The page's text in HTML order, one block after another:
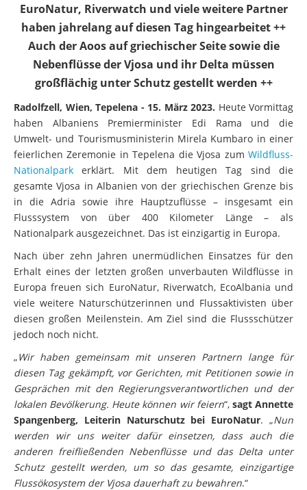
EuroNatur, Riverwatch und viele weitere Partner
haben jahrelang auf diesen Tag hingearbeitet ++
Auch der Aoos auf griechischer Seite sowie die
Nebenflüsse der Vjosa und ihr Delta müssen
großflächig unter Schutz gestellt werden ++
Radolfzell, Wien, Tepelena - 15. März 2023. Heute Vormittag
haben Albaniens Premierminister Edi Rama und die
Umwelt- und Tourismusministerin Mirela Kumbaro in einer
feierlichen Zeremonie in Tepelena die Vjosa zum Wildfluss-
Nationalpark erklärt. Mit dem heutigen Tag sind die
gesamte Vjosa in Albanien von der griechischen Grenze bis
in die Adria sowie ihre Hauptzuflüsse – insgesamt ein
Flusssystem von über 400 Kilometer Länge – als
Nationalpark ausgezeichnet. Das ist einzigartig in Europa.
Nach über zehn Jahren unermüdlichen Einsatzes für den
Erhalt eines der letzten großen unverbauten Wildflüsse in
Europa freuen sich EuroNatur, Riverwatch, EcoAlbania und
viele weitere Naturschützerinnen und Flussaktivisten über
diesen großen Meilenstein. Am Ziel sind die Flussschützer
jedoch noch nicht.
„Wir haben gemeinsam mit unseren Partnern lange für
diesen Tag gekämpft, vor Gerichten, mit Petitionen sowie in
Gesprächen mit den Regierungsverantwortlichen und der
lokalen Bevölkerung. Heute können wir feiern“, sagt Annette
Spangenberg, Leiterin Naturschutz bei EuroNatur. „Nun
werden wir uns weiter dafür einsetzen, dass auch die
anderen freifließenden Nebenflüsse und das Delta unter
Schutz gestellt werden, um so das gesamte, einzigartige
Flussökosystem der Vjosa dauerhaft zu bewahren.“